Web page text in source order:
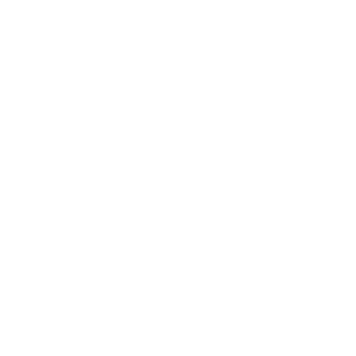
are used to help us analyze how the website is used and to offer